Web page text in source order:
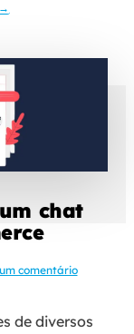
chat
comentário
de diversos